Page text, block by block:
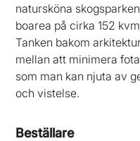
natursköna
boarea på cirka 152
Tanken bakom
mellan att minimera
som man kan njuta av
och vistelse.
Beställare